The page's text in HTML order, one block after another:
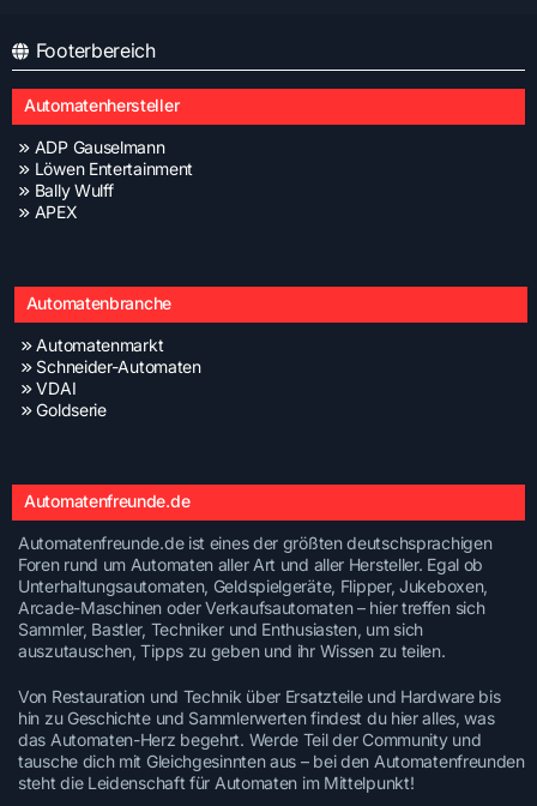
Footerbereich
Automatenhersteller
ADP Gauselmann
Löwen Entertainment
Bally Wulff
APEX
Automatenbranche
Automatenmarkt
Schneider-Automaten
VDAI
Goldserie
Automatenfreunde.de
Automatenfreunde.de ist eines der größten deutschsprachigen
Foren rund um Automaten aller Art und aller Hersteller. Egal ob
Unterhaltungsautomaten, Geldspielgeräte, Flipper, Jukeboxen,
Arcade-Maschinen oder Verkaufsautomaten – hier treffen sich
Sammler, Bastler, Techniker und Enthusiasten, um sich
auszutauschen, Tipps zu geben und ihr Wissen zu teilen.
Von Restauration und Technik über Ersatzteile und Hardware bis
hin zu Geschichte und Sammlerwerten findest du hier alles, was
das Automaten-Herz begehrt. Werde Teil der Community und
tausche dich mit Gleichgesinnten aus – bei den Automatenfreunden
steht die Leidenschaft für Automaten im Mittelpunkt!